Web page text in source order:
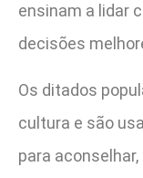
ensinam a lidar
decisões
Os ditados
cultura e são
para